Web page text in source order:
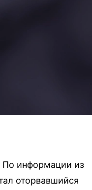
По информации из
оторвавшийся